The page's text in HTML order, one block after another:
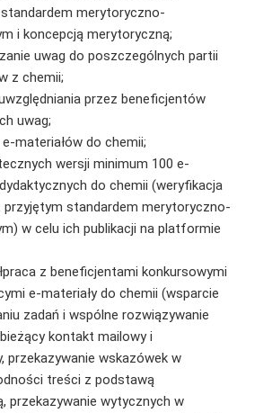
merytoryczno-
i koncepcją merytoryczną;
uwag do poszczególnych partii
z chemii;
przez beneficjentów
uwag;
materiałów do chemii;
wersji minimum 100 e-
do chemii (weryfikacja
przyjętym standardem merytoryczno-
w celu ich publikacji na platformie
z beneficjentami konkursowymi
e-materiały do chemii (wsparcie
zadań i wspólne rozwiązywanie
kontakt mailowy i
przekazywanie wskazówek w
treści z podstawą
przekazywanie wytycznych w